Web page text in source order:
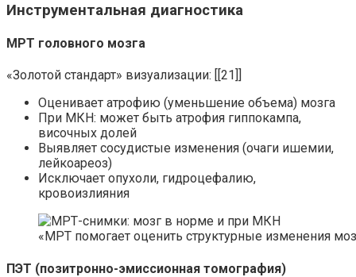
Инструментальная диагностика
МРТ головного мозга
«Золотой стандарт» визуализации: [[21]]
Оценивает атрофию (уменьшение объема) мозга
При МКН: может быть атрофия гиппокампа,
височных долей
Выявляет сосудистые изменения (очаги ишемии,
лейкоареоз)
Исключает опухоли, гидроцефалию,
кровоизлияния
«МРТ помогает оценить структурные изменения
ПЭТ (позитронно-эмиссионная томография)